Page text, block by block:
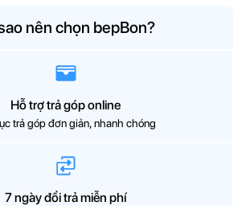
nên chọn bepBon?
Hỗ trợ trả góp online
trả góp đơn giản, nhanh chóng
7 ngày đổi trả miễn phí